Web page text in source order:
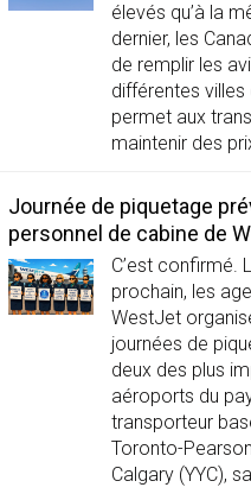
élevés qu’à la
dernier, les
de remplir les
différentes villes
permet aux
maintenir des
Journée de piquetage
personnel de cabine de
C’est confirmé.
prochain, les
WestJet
journées de
deux des plus
aéroports du
transporteur
Toronto-
Calgary (YYC),